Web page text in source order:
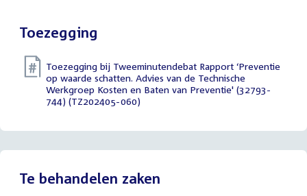
Toezegging
Toezegging bij Tweeminutendebat Rapport ‘Preventie
op waarde schatten. Advies van de Technische
Werkgroep Kosten en Baten van Preventie' (32793-
744) (TZ202405-060)
Te behandelen zaken